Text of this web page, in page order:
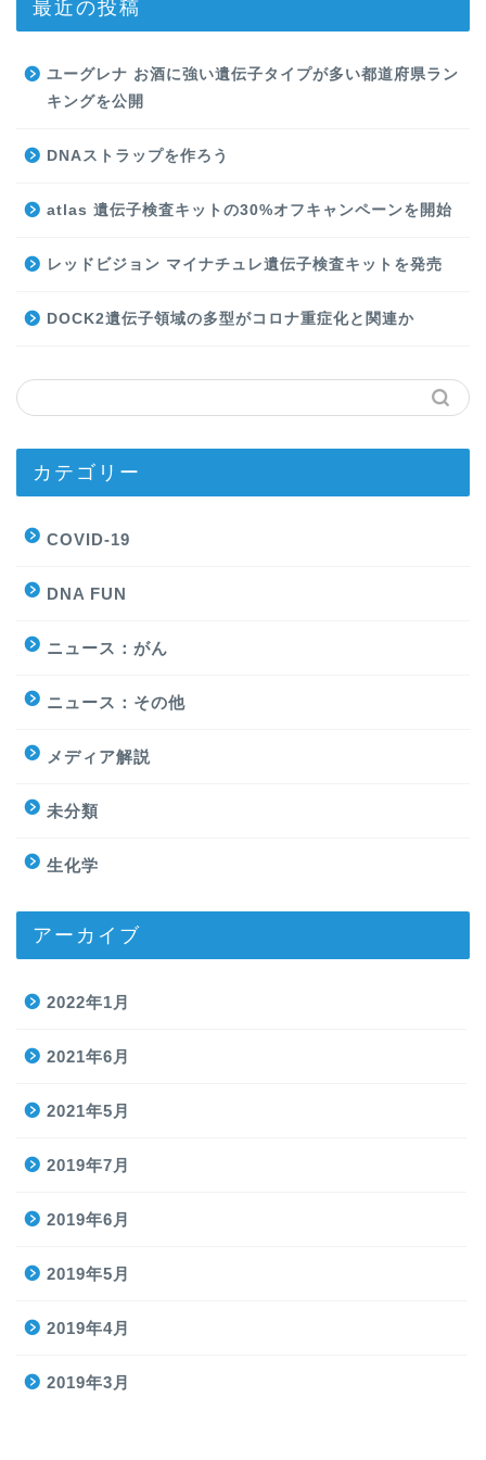
最近の投稿
ユーグレナ お酒に強い遺伝子タイプが多い都道府県ラン
キングを公開
DNAストラップを作ろう
atlas 遺伝子検査キットの30%オフキャンペーンを開始
レッドビジョン マイナチュレ遺伝子検査キットを発売
DOCK2遺伝子領域の多型がコロナ重症化と関連か
カテゴリー
COVID-19
DNA FUN
ニュース：がん
ニュース：その他
メディア解説
未分類
生化学
アーカイブ
2022年1月
2021年6月
2021年5月
2019年7月
2019年6月
2019年5月
2019年4月
2019年3月